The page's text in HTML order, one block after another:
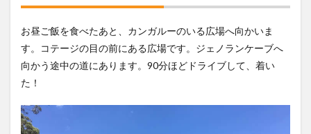
お昼ご飯を食べたあと、カンガルーのいる広場へ向かいま
す。コテージの目の前にある広場です。ジェノランケーブへ
向かう途中の道にあります。90分ほどドライブして、着い
た！